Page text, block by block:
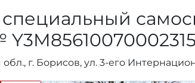
г. Борисов, ул. 3-его